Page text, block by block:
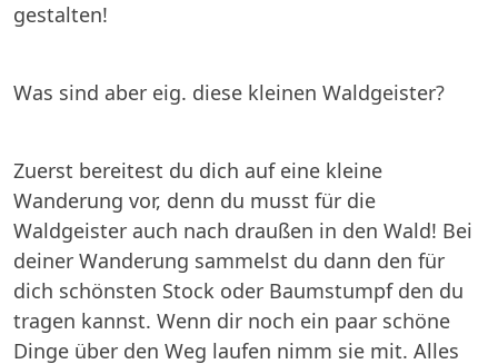
gestalten!
Was sind aber eig. diese kleinen Waldgeister?
Zuerst bereitest du dich auf eine kleine
Wanderung vor, denn du musst für die
Waldgeister auch nach draußen in den Wald! Bei
deiner Wanderung sammelst du dann den für
dich schönsten Stock oder Baumstumpf den du
tragen kannst. Wenn dir noch ein paar schöne
Dinge über den Weg laufen nimm sie mit. Alles